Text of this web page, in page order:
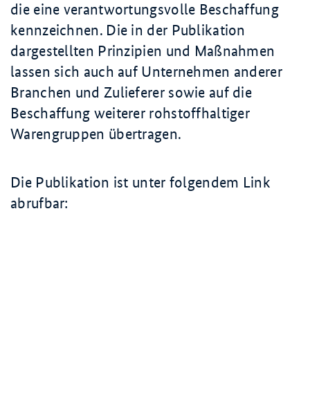
die eine verantwortungsvolle Beschaffung
kennzeichnen. Die in der Publikation
dargestellten Prinzipien und Maßnahmen
lassen sich auch auf Unternehmen anderer
Branchen und Zulieferer sowie auf die
Beschaffung weiterer rohstoffhaltiger
Warengruppen übertragen.
Die Publikation ist unter folgendem Link
abrufbar: